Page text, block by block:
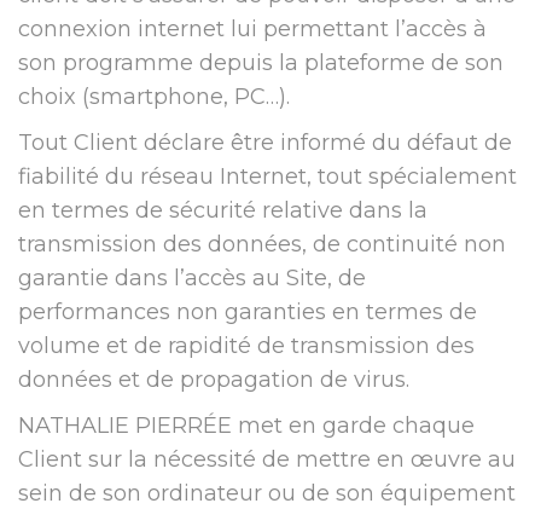
connexion internet lui permettant l’accès à
son programme depuis la plateforme de son
choix (smartphone, PC…).
Tout Client déclare être informé du défaut de
fiabilité du réseau Internet, tout spécialement
en termes de sécurité relative dans la
transmission des données, de continuité non
garantie dans l’accès au Site, de
performances non garanties en termes de
volume et de rapidité de transmission des
données et de propagation de virus.
NATHALIE PIERRÉE met en garde chaque
Client sur la nécessité de mettre en œuvre au
sein de son ordinateur ou de son équipement